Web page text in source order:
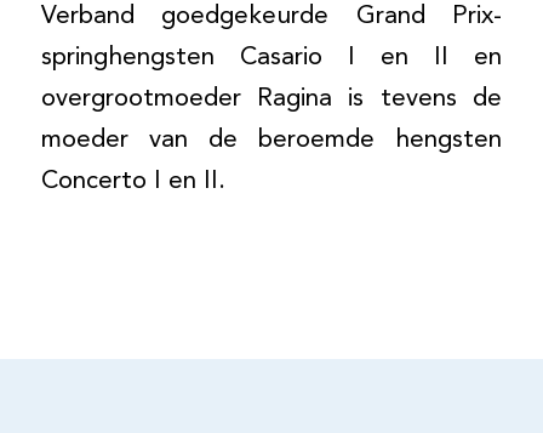
Verband goedgekeurde Grand Prix-
springhengsten Casario I en II en
overgrootmoeder Ragina is tevens de
moeder van de beroemde hengsten
Concerto I en II.